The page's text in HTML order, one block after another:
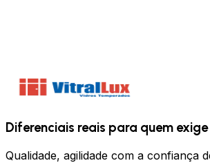
Diferenciais reais para quem exige
Qualidade, agilidade com a confiança